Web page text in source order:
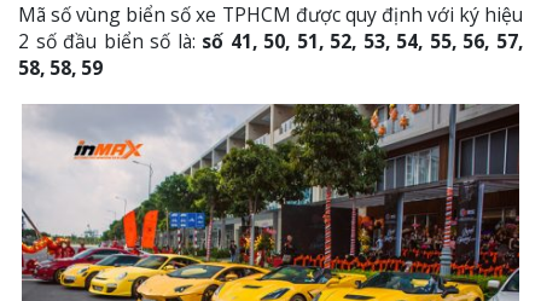
Mã số vùng biển số xe TPHCM được quy định với ký hiệu
2 số đầu biển số là: số 41, 50, 51, 52, 53, 54, 55, 56, 57,
58, 58, 59